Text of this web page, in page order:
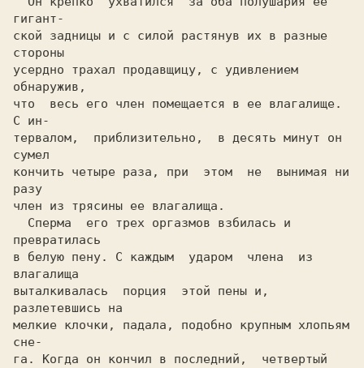
гигант-
ской задницы и с силой растянув их в разные
стороны
усердно трахал продавщицу, с удивлением
обнаружив,
что  весь его член помещается в ее влагалище.
С ин-
тервалом,  приблизительно,  в десять минут он
сумел
кончить четыре раза, при  этом  не  вынимая ни
разу
член из трясины ее влагалища.
превратилась
в белую пену. С каждым  ударом  члена  из
влагалища
выталкивалась  порция  этой пены и,
разлетевшись на
мелкие клочки, падала, подобно крупным хлопьям
сне-
га. Когда он кончил в последний,  четвертый